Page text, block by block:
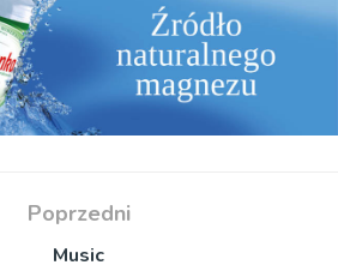
Poprzedni
Music